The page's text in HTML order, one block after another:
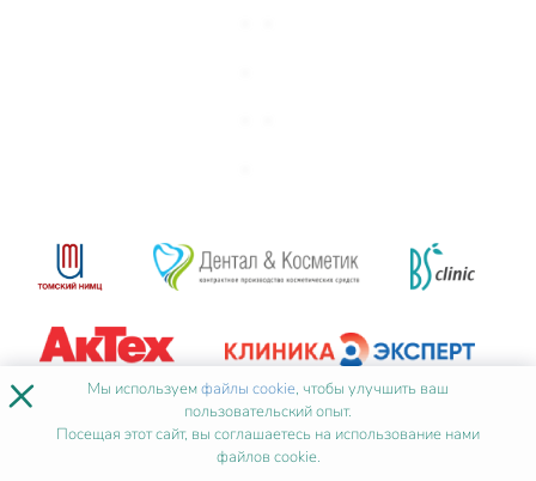
× Мы используемфайлы cookie, чтобы улучшить ваш
пользовательский опыт.
Посещая этот сайт, вы соглашаетесь на использование нами
файлов cookie.